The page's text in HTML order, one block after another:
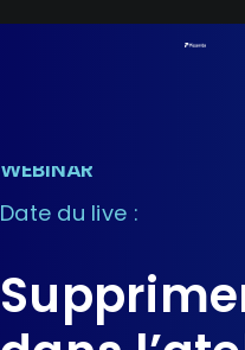
WEBINAR
Date du live :